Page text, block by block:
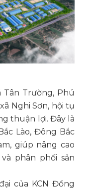
Tân Trường, Phú
Nghi Sơn, hội tụ
thuận lợi. Đây là
Lào, Đông Bắc
giúp nâng cao
phân phối sản
của KCN Đồng